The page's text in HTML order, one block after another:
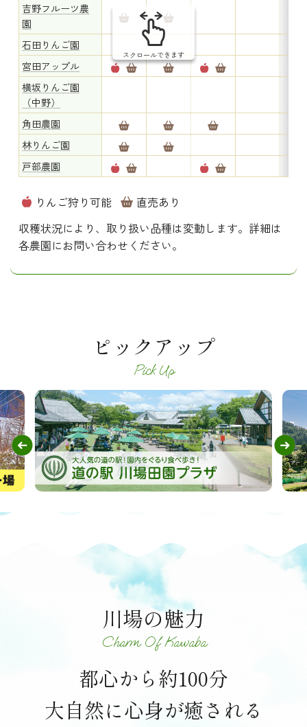
吉野フルーツ農
園
石田りんご園
宮田アップル
横坂りんご園
（中野）
角田農園
林りんご園
戸部農園
スクロールできます
りんご狩り可能
直売あり
収穫状況により、取り扱い品種は変動します。詳細は
各農園にお問い合わせください。
ピックアップ
Pick Up
川場の魅力
Charm Of Kawaba
都心から約100分
大自然に心身が癒される